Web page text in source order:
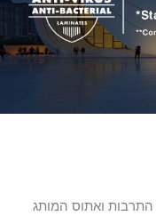
ואתוס המותג